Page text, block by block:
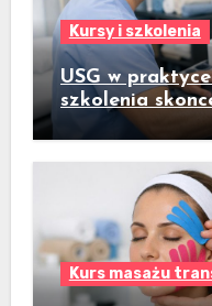
Kursy i szkolenia
USG w
szkolenia
praktycznym
Kurs masażu